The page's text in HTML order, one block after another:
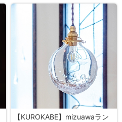
【KUROKABE】mizuawaラン